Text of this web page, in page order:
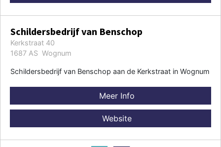
Schildersbedrijf van Benschop
Kerkstraat 40
1687 AS Wognum
Schildersbedrijf van Benschop aan de Kerkstraat in Wognum
Meer Info
Website